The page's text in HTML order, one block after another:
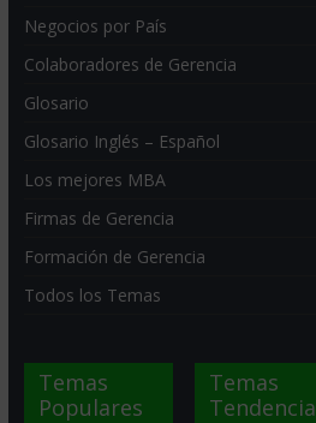
Negocios por País
Colaboradores de Gerencia
Glosario
Glosario Inglés – Español
Los mejores MBA
Firmas de Gerencia
Formación de Gerencia
Todos los Temas
Temas
Populares
Temas
Tendencia